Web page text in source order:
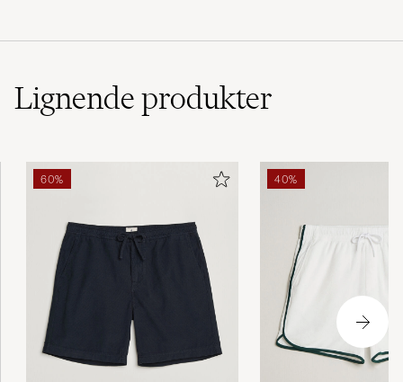
Lignendeprodukter
60% 40%